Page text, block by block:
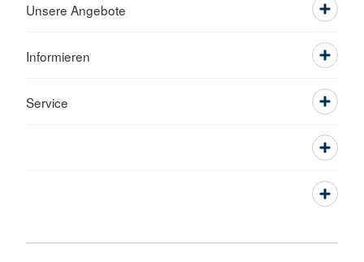
Unsere Angebote
Informieren
Service